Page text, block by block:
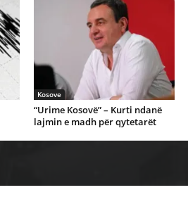
Kosove
“Urime Kosovë” – Kurti ndanë
lajmin e madh për qytetarët